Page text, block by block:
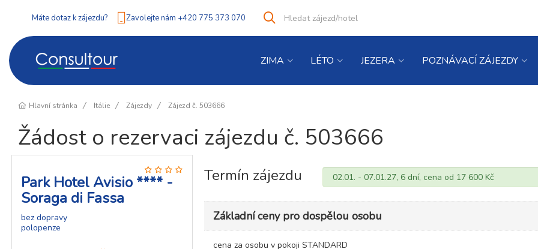
Máte dotaz k zájezdu? Zavolejte nám +420 775 373 070
co
Vyhledat
ZIMA LÉTO JEZERA POZNÁVACÍ ZÁJEZDY
Hlavní stránka Itálie Zájezdy Zájezd č. 503666
Žádost o rezervaci zájezdu č. 503666
Park Hotel Avisio **** -
Soraga di Fassa
bez dopravy
polopenze
Termín zájezdu
Základní ceny pro dospělou osobu
cena za osobu v pokoji STANDARD